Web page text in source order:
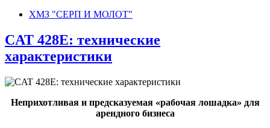
ХМЗ "СЕРП И МОЛОТ"
CAT 428E: технические
характеристики
Неприхотливая и предсказуемая «рабочая лошадка» для
арендного бизнеса